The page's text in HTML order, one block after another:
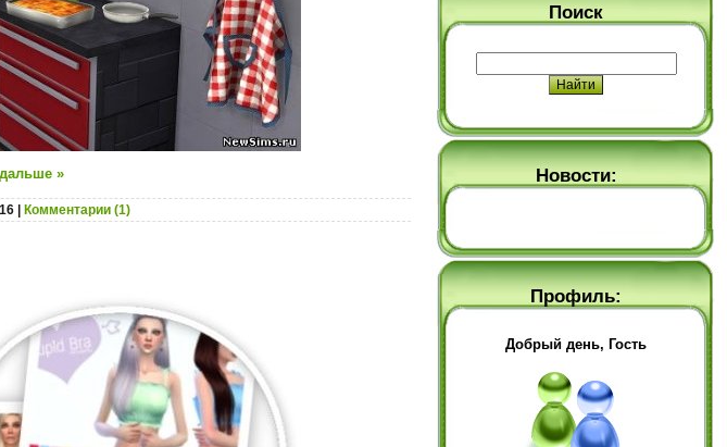
»
Комментарии (1)
Поиск
Новости:
Профиль:
Добрый день, Гость